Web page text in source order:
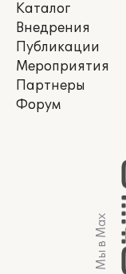
Каталог
Внедрения
Публикации
Мероприятия
Партнеры
Форум
Мы в Max